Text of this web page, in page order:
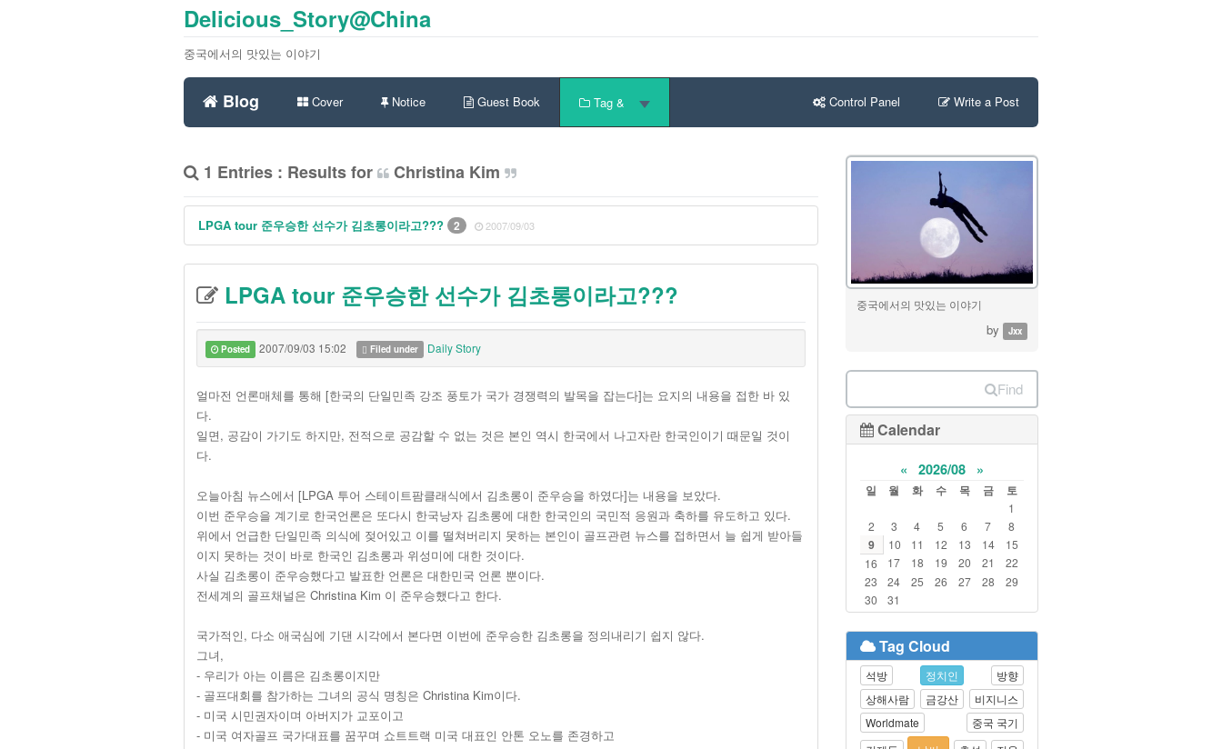
Delicious_Story@China
중국에서의 맛있는 이야기
Blog Cover Notice Guest Book Tag & Control Panel Write a Post
1 Entries : Results for Christina Kim
LPGA tour 준우승한 선수가 김초롱이라고??? 2 2007/09/03
LPGA tour 준우승한 선수가 김초롱이라고???
Posted 2007/09/03 15:02 Filed under Daily Story
얼마전 언론매체를 통해 [한국의 단일민족 강조 풍토가 국가 경쟁력의 발목을 잡는다]는 요지의 내용을 접한 바 있
다.
일면, 공감이 가기도 하지만, 전적으로 공감할 수 없는 것은 본인 역시 한국에서 나고자란 한국인이기 때문일 것이
다.
오늘아침 뉴스에서 [LPGA 투어 스테이트팜클래식에서 김초롱이 준우승을 하였다]는 내용을 보았다.
이번 준우승을 계기로 한국언론은 또다시 한국낭자 김초롱에 대한 한국인의 국민적 응원과 축하를 유도하고 있다.
위에서 언급한 단일민족 의식에 젖어있고 이를 떨쳐버리지 못하는 본인이 골프관련 뉴스를 접하면서 늘 쉽게 받아들
이지 못하는 것이 바로 한국인 김초롱과 위성미에 대한 것이다.
사실 김초롱이 준우승했다고 발표한 언론은 대한민국 언론 뿐이다.
전세계의 골프채널은 Christina Kim 이 준우승했다고 한다.
국가적인, 다소 애국심에 기댄 시각에서 본다면 이번에 준우승한 김초롱을 정의내리기 쉽지 않다.
그녀,
- 우리가 아는 이름은 김초롱이지만
- 골프대회를 참가하는 그녀의 공식 명칭은 Christina Kim이다.
- 미국 시민권자이며 아버지가 교포이고
- 미국 여자골프 국가대표를 꿈꾸며 쇼트트랙 미국 대표인 안톤 오노를 존경하고
중국에서의 맛있는 이야기
by Jxx
Find
Calendar
« 2026/08 »
일 월 화 수 목 금 토
1
2
3 4 5 6 7 8
9 10 11 12 13 14
15
16
17 18 19 20 21
22
23
24 25 26 27 28
29
30
31
Tag Cloud
석방 정치인
방향
상해사람
금강산
비지니스
Worldmate
중국 국기